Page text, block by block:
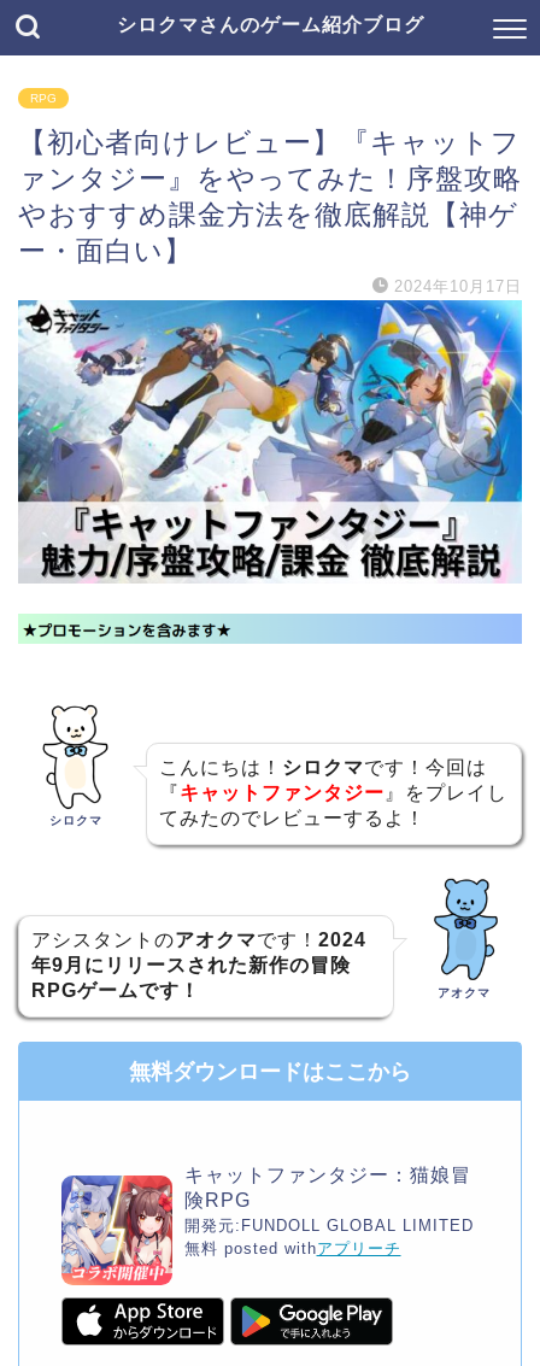
シロクマさんのゲーム紹介ブログ
RPG
【初心者向けレビュー】『キャットフ
ァンタジー』をやってみた！序盤攻略
やおすすめ課金方法を徹底解説【神ゲ
ー・面白い】
2024年10月17日
シロクマ
こんにちは！ シロクマです！今回は
『キャットファンタジー 』をプレイし
てみたのでレビューするよ！
アシスタントのアオクマです！ 2024
年9月にリリースされた新作の冒険
RPGゲームです！
アオクマ
無料ダウンロードはここから
キャットファンタジー：猫娘冒
険RPG
開発元: FUNDOLL GLOBAL LIMITED
無料 posted withアプリーチ